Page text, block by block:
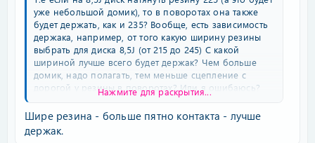
уже небольшой домик), то в поворотах она также
будет держать, как и 235? Вообще, есть зависимость
держака, например, от того какую ширину резины
выбрать для диска 8,5J (от 215 до 245) С какой
шириной лучше всего будет держак? Чем больше
домик, надо полагать, тем меньше сцепление с
дорогой у резины в поворотах? Или я ошибаюсь?
Нажмите для раскрытия...
Шире резина - больше пятно контакта - лучше
держак.